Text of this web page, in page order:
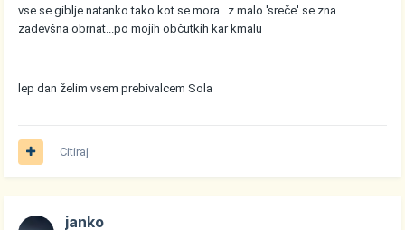
vse se giblje natanko tako kot se mora...z malo 'sreče' se zna
zadevšna obrnat...po mojih občutkih kar kmalu
lep dan želim vsem prebivalcem Sola
Citiraj
janko